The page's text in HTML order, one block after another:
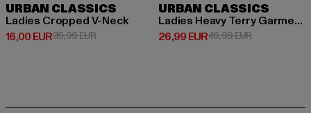
URBAN CLASSICS
Ladies Cropped V-Neck
16,00 EUR
Derzeitiger Preis: 16,00 EUR
39,99 EURAktionspreis: 39,99 EUR
URBAN CLASSICS
Ladies Heavy Terry Garment Dye Crewneck
26,99 EUR
Derzeitiger Preis: 26,99 EUR
49,99 EURAktionspreis: